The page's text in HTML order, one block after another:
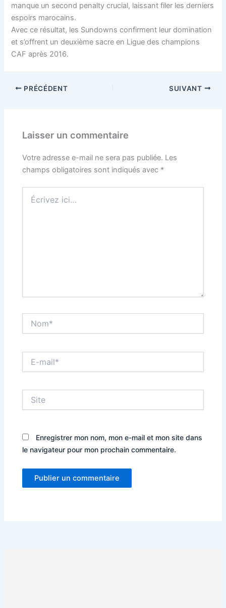
manque un second penalty crucial, laissant filer les derniers
espoirs marocains.
Avec ce résultat, les Sundowns confirment leur domination
et s’offrent un deuxième sacre en Ligue des champions
CAF après 2016.
PRÉCÉDENT SUIVANT
Laisser un commentaire
Votre adresse e-mail ne sera pas publiée. Les
champs obligatoires sont indiqués avec *
ici…
mail*
Enregistrer mon nom, mon e-mail et mon site dans
le navigateur pour mon prochain commentaire.